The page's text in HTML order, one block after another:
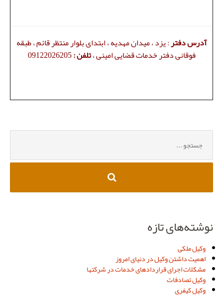
آدرس دفتر: یزد ، میدان مهدیه ، ابتدای بلوار منتظر قائم ، طبقه
فوقانی دفتر خدمات قضایی امینی ،تلفن :09122026205
برای:
نوشته‌های تازه
وکیل ملکی
اهمیت داشتن وکیل در دنیای امروز
مشکلات اجرای قراردادهای خدمات در شرکتها
وکیل تصادفات
وکیل کیفری